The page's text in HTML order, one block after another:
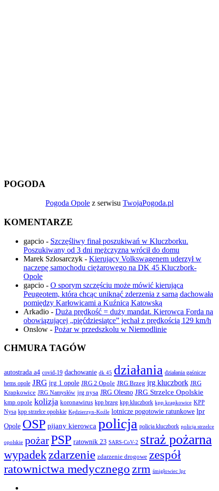
POGODA
Pogoda Opole z serwisu TwojaPogoda.pl
KOMENTARZE
gapcio - Szczęśliwy finał poszukiwań w Kluczborku.
Poszukiwany od 3 dni mężczyzna wrócił do domu
Marek Szlosarczyk - Kierujący Volkswagenem uderzył w
naczepę samochodu ciężarowego na DK 45 Kluczbork-
Opole
gapcio - O sporym szczęściu może mówić kierująca
Peugeotem, która chcąc uniknąć zderzenia z sarną dachowała
pomiędzy Karłowicami a Kuźnicą Katowską
Arkadio - Duża prędkość = duży mandat. Kierowca Forda na
obowiązującej „pięćdziesiątce” jechał z prędkością 129 km/h
Onslow - Pożar w przedszkolu w Niemodlinie
CHMURA TAGÓW
autostrada a4 covid-19 dachowanie dk 45 działania działania gaśnicze
hems opole JRG jrg 1 opole JRG 2 Opole JRG Brzeg jrg kluczbork JRG
Krapkowice JRG Namysłów jrg nysa JRG Olesno JRG Strzelce Opolskie
kmp opole kolizja koronawirus kpp brzeg kpp kluczbork kpp krapkowice KPP
Nysa kpp strzelce opolskie Kędzierzyn-Koźle lotnicze pogotowie ratunkowe lpr
Opole OSP pijany kierowca policja policja kluczbork policja strzelce
opolskie pożarPSP ratownik 23 SARS-CoV-2 straż pożarna
wypadekzdarzenie zdarzenie drogowe zespół
ratownictwa medycznego zrm śmigłowiec lpr